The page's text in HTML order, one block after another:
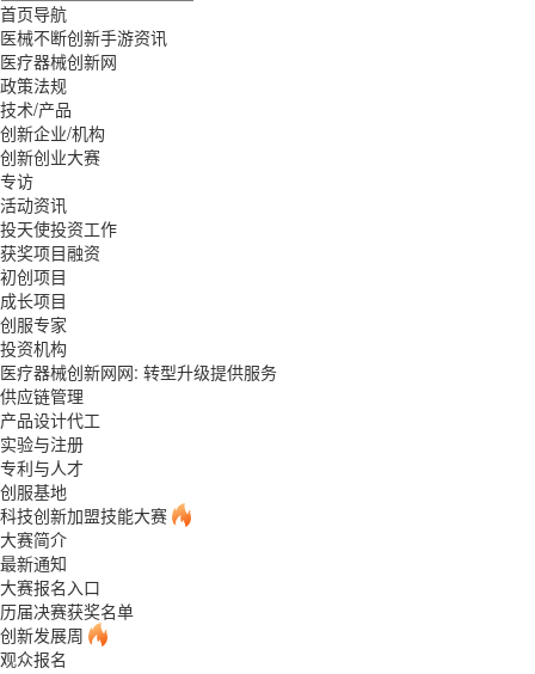
首页导航
医械不断创新手游资讯
医疗器械创新网
政策法规
技术/产品
创新企业/机构
创新创业大赛
专访
活动资讯
投天使投资工作
获奖项目融资
初创项目
成长项目
创服专家
投资机构
医疗器械创新网网: 转型升级提供服务
供应链管理
产品设计代工
实验与注册
专利与人才
创服基地
科技创新加盟技能大赛
大赛简介
最新通知
大赛报名入口
历届决赛获奖名单
创新发展周
观众报名